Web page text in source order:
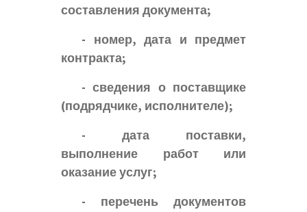
составления документа;
- номер, дата и предмет
контракта;
- сведения о поставщике
(подрядчике, исполнителе);
- дата поставки,
выполнение работ или
оказание услуг;
- перечень документов